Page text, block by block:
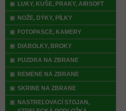
LUKY, KUŠE, PRAKY, AIRSOFT
NOŽE, DÝKY, PÍLKY
FOTOPASCE, KAMERY
DIABOLKY, BROKY
PUZDRA NA ZBRANE
REMENE NA ZBRANE
SKRINE NA ZBRANE
NASTREĽOVACÍ STOJAN,